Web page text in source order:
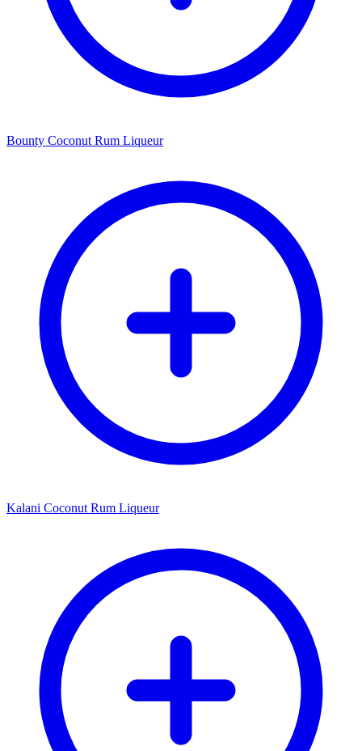
Bounty Coconut Rum Liqueur
Kalani Coconut Rum Liqueur